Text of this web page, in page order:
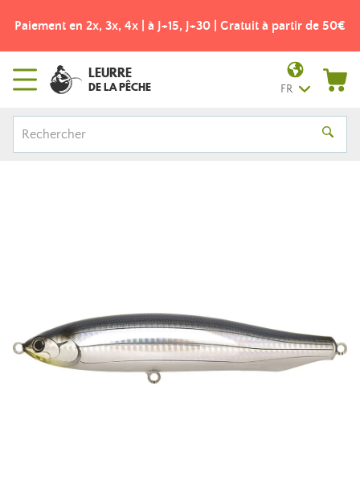
Paiement en 2x, 3x, 4x | à J+15, J+30 | Gratuit à partir de 50€
LEURRE
DE LA PÊCHE FR